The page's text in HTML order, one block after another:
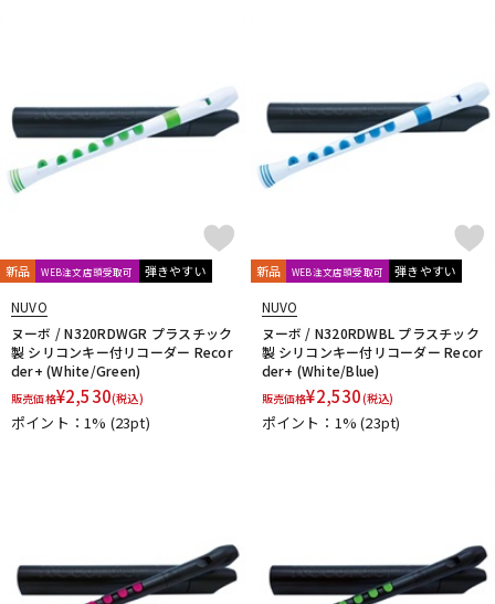
新品 WEB注文店頭受取可 弾きやすい
NUVO
ヌーボ / N320RDWGR プラスチック
製 シリコンキー付リコーダー Recor
der+ (White/Green)
販売価格¥2,530(税込)
ポイント：1% (23pt)
新品 WEB注文店頭受取可 弾きやすい
NUVO
ヌーボ / N320RDWBL プラスチック
製 シリコンキー付リコーダー Recor
der+ (White/Blue)
販売価格¥2,530(税込)
ポイント：1%(23pt)